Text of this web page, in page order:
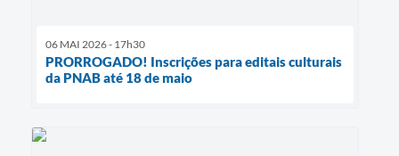
06 MAI 2026 - 17h30
PRORROGADO! Inscrições para editais culturais
da PNAB até 18 de maio